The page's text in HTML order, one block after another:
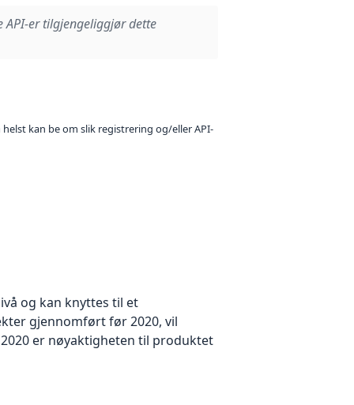
API-er tilgjengeliggjør dette
kan be om slik registrering og/eller API-
og kan knyttes til et
gjennomført før 2020, vil
er nøyaktigheten til produktet